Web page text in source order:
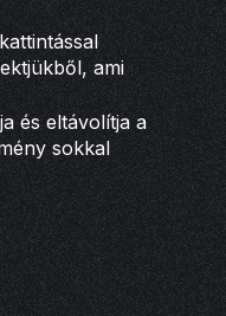
ami
és eltávolítja a
sokkal